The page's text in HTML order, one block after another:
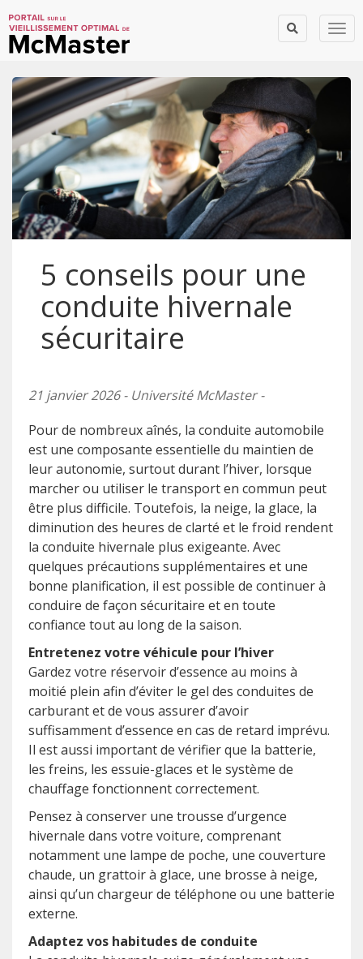
5 conseils pour une
conduite hivernale
sécuritaire
21 janvier 2026 - Université McMaster -
Pour de nombreux aînés, la conduite automobile
est une composante essentielle du maintien de
leur autonomie, surtout durant l’hiver, lorsque
marcher ou utiliser le transport en commun peut
être plus difficile. Toutefois, la neige, la glace, la
diminution des heures de clarté et le froid rendent
la conduite hivernale plus exigeante. Avec
quelques précautions supplémentaires et une
bonne planification, il est possible de continuer à
conduire de façon sécuritaire et en toute
confiance tout au long de la saison.
Entretenez votre véhicule pour l’hiver
Gardez votre réservoir d’essence au moins à
moitié plein afin d’éviter le gel des conduites de
carburant et de vous assurer d’avoir
suffisamment d’essence en cas de retard imprévu.
Il est aussi important de vérifier que la batterie,
les freins, les essuie-glaces et le système de
chauffage fonctionnent correctement.
Pensez à conserver une trousse d’urgence
hivernale dans votre voiture, comprenant
notamment une lampe de poche, une couverture
chaude, un grattoir à glace, une brosse à neige,
ainsi qu’un chargeur de téléphone ou une batterie
externe.
Adaptez vos habitudes de conduite